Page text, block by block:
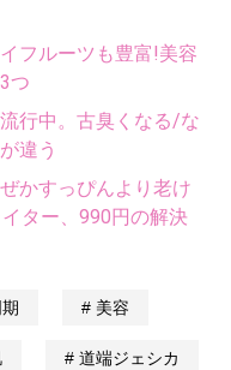
フルーツも豊富!美容
つ
行中。古臭くなる/な
違う
かすっぴんより老け
ター、990円の解決
美容
道端ジェシカ